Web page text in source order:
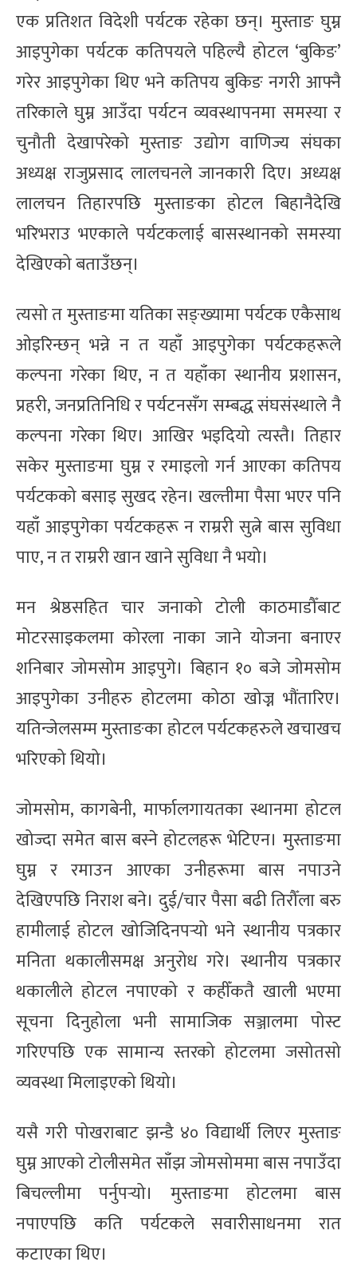
एक प्रतिशत विदेशी पर्यटक रहेका छन्। मुस्ताङ घुम्न
आइपुगेका पर्यटक कतिपयले पहिल्यै होटल ‘बुकिङ’
गरेर आइपुगेका थिए भने कतिपय बुकिङ नगरी आफ्नै
तरिकाले घुम्न आउँदा पर्यटन व्यवस्थापनमा समस्या र
चुनौती देखापरेको मुस्ताङ उद्योग वाणिज्य संघका
अध्यक्ष राजुप्रसाद लालचनले जानकारी दिए। अध्यक्ष
लालचन तिहारपछि मुस्ताङका होटल बिहानैदेखि
भरिभराउ भएकाले पर्यटकलाई बासस्थानको समस्या
देखिएको बताउँछन्।
त्यसो त मुस्ताङमा यतिका सङ्ख्यामा पर्यटक एकैसाथ
ओइरिन्छन् भन्ने न त यहाँ आइपुगेका पर्यटकहरूले
कल्पना गरेका थिए, न त यहाँका स्थानीय प्रशासन,
प्रहरी, जनप्रतिनिधि र पर्यटनसँग सम्बद्ध संघसंस्थाले नै
कल्पना गरेका थिए। आखिर भइदियो त्यस्तै। तिहार
सकेर मुस्ताङमा घुम्न र रमाइलो गर्न आएका कतिपय
पर्यटकको बसाइ सुखद रहेन। खल्तीमा पैसा भएर पनि
यहाँ आइपुगेका पर्यटकहरू न राम्ररी सुत्ने बास सुविधा
पाए, न त राम्ररी खान खाने सुविधा नै भयो।
मन श्रेष्ठसहित चार जनाको टोली काठमाडौँबाट
मोटरसाइकलमा कोरला नाका जाने योजना बनाएर
शनिबार जोमसोम आइपुगे। बिहान १० बजे जोमसोम
आइपुगेका उनीहरु होटलमा कोठा खोज्न भौंतारिए।
यतिन्जेलसम्म मुस्ताङका होटल पर्यटकहरुले खचाखच
भरिएको थियो।
जोमसोम, कागबेनी, मार्फालगायतका स्थानमा होटल
खोज्दा समेत बास बस्ने होटलहरू भेटिएन। मुस्ताङमा
घुम्न र रमाउन आएका उनीहरूमा बास नपाउने
देखिएपछि निराश बने। दुई/चार पैसा बढी तिरौँला बरु
हामीलाई होटल खोजिदिनपर्‍यो भने स्थानीय पत्रकार
मनिता थकालीसमक्ष अनुरोध गरे। स्थानीय पत्रकार
थकालीले होटल नपाएको र कहीँकतै खाली भएमा
सूचना दिनुहोला भनी सामाजिक सञ्जालमा पोस्ट
गरिएपछि एक सामान्य स्तरको होटलमा जसोतसो
व्यवस्था मिलाइएको थियो।
यसै गरी पोखराबाट झन्डै ४० विद्यार्थी लिएर मुस्ताङ
घुम्न आएको टोलीसमेत साँझ जोमसोममा बास नपाउँदा
बिचल्लीमा पर्नुपर्‍यो। मुस्ताङमा होटलमा बास
नपाएपछि कति पर्यटकले सवारीसाधनमा रात
कटाएका थिए।